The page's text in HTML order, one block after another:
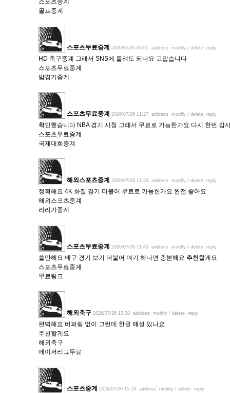
스포츠중계
골프중계
스포츠무료중계 2026/07/26 03:01 address modify / delete reply
HD 축구중계 그래서 SNS에 올려도 되나요 고맙습니다
스포츠무료중계
밤경기중계
스포츠무료중계 2026/07/26 11:27 address modify / delete reply
확인했습니다 NBA 경기 시청 그래서 무료로 가능한가요 다시 한번 감
스포츠무료중계
국제대회중계
해외스포츠중계 2026/07/26 11:33 address modify / delete reply
정확해요 4K 화질 경기 더불어 무료로 가능한가요 완전 좋아요
해외스포츠중계
라리가중계
스포츠무료중계 2026/07/26 11:43 address modify / delete reply
쓸만해요 배구 경기 보기 더불어 여기 하나면 충분해요 추천할게요
스포츠무료중계
무료링크
해외축구 2026/07/26 13:38 address modify / delete reply
완벽해요 버퍼링 없이 그런데 한글 해설 있나요
추천할게요
해외축구
메이저리그무료
스포츠중계 2026/07/26 15:19 address modify / delete reply